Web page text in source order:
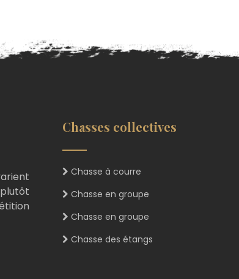
Chasses collectives
Chasse à courre
Chasse en groupe
Chasse en groupe
Chasse des étangs